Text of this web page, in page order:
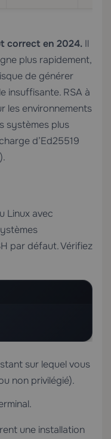
correct en 2024. Il
plus rapidement,
de générer
insuffisante. RSA à
les environnements
systèmes plus
d’Ed25519
Linux avec
par défaut. Vérifiez
sur lequel vous
non privilégié).
une installation